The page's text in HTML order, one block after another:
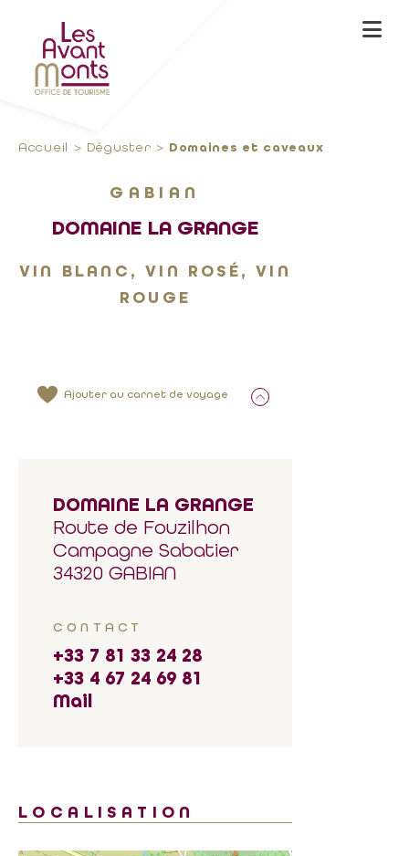
Accueil Déguster Domaines et caveaux
GABIAN
DOMAINE LA GRANGE
VIN BLANC, VIN ROSÉ, VIN
ROUGE
Ajouter au carnet de voyage
DOMAINE LA GRANGE
Route de Fouzilhon
Campagne Sabatier
34320 GABIAN
CONTACT
+33 7 81 33 24 28
+33 4 67 24 69 81
Mail
LOCALISATION